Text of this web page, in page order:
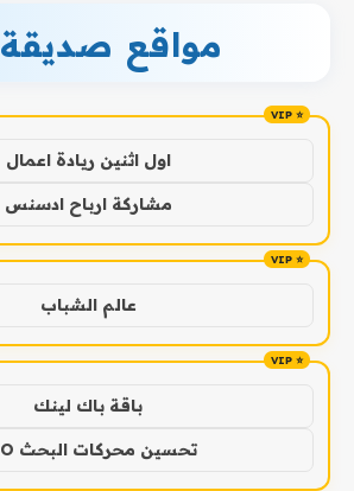
مواقع صديقة
اول اثنين ريادة اعمال
مشاركة ارباح ادسنس
عالم الشباب
باقة باك لينك
تحسين محركات البحث SEO